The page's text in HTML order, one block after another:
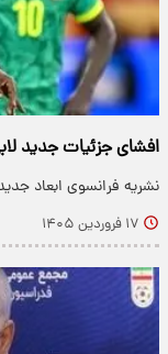
افشای جزئیات جدید
نشریه فرانسوی ابعاد
۱۷ فروردین ۱۴۰۵